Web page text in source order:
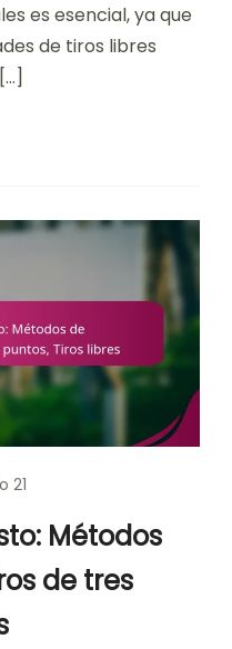
es esencial, ya que
de tiros libres
21
Métodos
de tres